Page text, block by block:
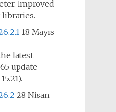
Improved
libraries.
18 Mayıs
latest
update
28 Nisan